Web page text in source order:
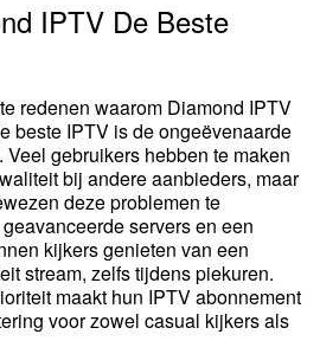
IPTV De Beste
redenen waarom Diamond IPTV
beste IPTV is de ongeëvenaarde
gebruikers hebben te maken
bij andere aanbieders, maar
deze problemen te
servers en een
kijkers genieten van een
stream, zelfs tijdens piekuren.
maakt hun IPTV abonnement
voor zowel casual kijkers als